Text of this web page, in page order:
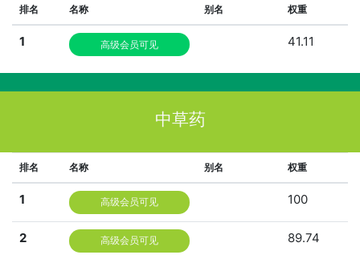
排名 名称 别名 权重
1 高级会员可见 41.11
中草药
排名 名称 别名 权重
1 高级会员可见 100
2 高级会员可见 89.74